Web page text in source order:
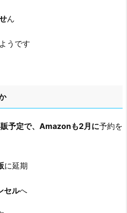
ん
うです
予定で、Amazonも2月に予約を
に延期
セルへ